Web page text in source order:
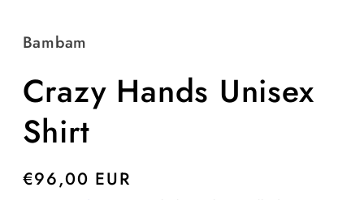
Bambam
Crazy Hands Unisex
Shirt
Precio
€96,00 EUR